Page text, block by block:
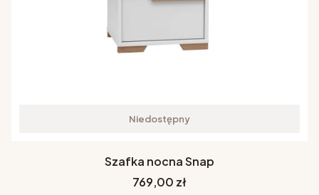
Niedostępny
Szafka nocna Snap
Cena
769,00 zł